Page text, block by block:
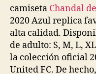
camiseta Chandal
2020 Azul replica
alta calidad.
de adulto: S, M, L,
la colección oficial
United FC. De